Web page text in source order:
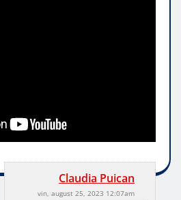
Claudia Puican
vin, august 25, 2023 12:07am